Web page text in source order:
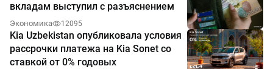
вкладам выступил с разъяснением
Экономика 12095
Kia Uzbekistan опубликовала условия
рассрочки платежа на Kia Sonet со
ставкой от 0% годовых